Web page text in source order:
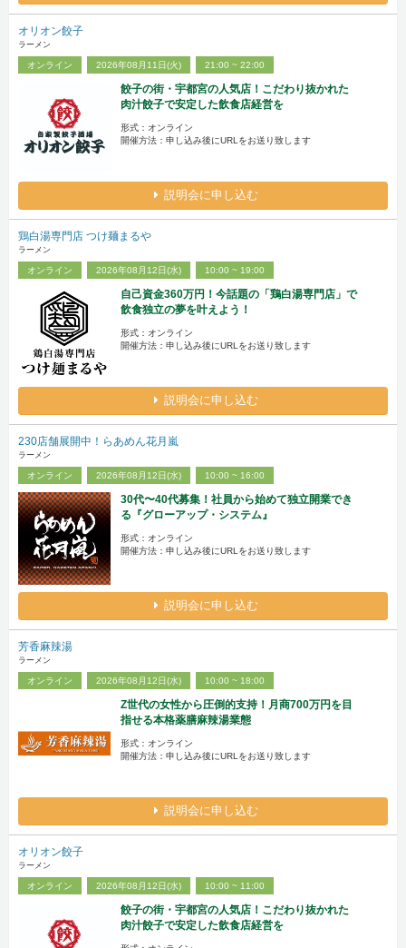
オリオン餃子
ラーメン
オンライン 2026年08月11日(火) 21:00 ~ 22:00
餃子の街・宇都宮の人気店！こだわり抜かれた
肉汁餃子で安定した飲食店経営を
形式：オンライン
開催方法：申し込み後にURLをお送り致します
説明会に申し込む
鶏白湯専門店 つけ麺まるや
ラーメン
オンライン 2026年08月12日(水) 10:00 ~ 19:00
自己資金360万円！今話題の「鶏白湯専門店」で
飲食独立の夢を叶えよう！
形式：オンライン
開催方法：申し込み後にURLをお送り致します
説明会に申し込む
230店舗展開中！らあめん花月嵐
ラーメン
オンライン 2026年08月12日(水) 10:00 ~ 16:00
30代〜40代募集！社員から始めて独立開業でき
る『グローアップ・システム』
形式：オンライン
開催方法：申し込み後にURLをお送り致します
説明会に申し込む
芳香麻辣湯
ラーメン
オンライン 2026年08月12日(水) 10:00 ~ 18:00
Z世代の女性から圧倒的支持！月商700万円を目
指せる本格薬膳麻辣湯業態
形式：オンライン
開催方法：申し込み後にURLをお送り致します
説明会に申し込む
オリオン餃子
ラーメン
オンライン 2026年08月12日(水) 10:00 ~ 11:00
餃子の街・宇都宮の人気店！こだわり抜かれた
肉汁餃子で安定した飲食店経営を